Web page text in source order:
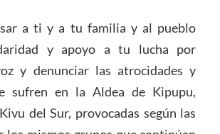
a ti y a tu familia y al pueblo
y apoyo a tu lucha por
y denunciar las atrocidades y
sufren en la Aldea de Kipupu,
del Sur, provocadas según las